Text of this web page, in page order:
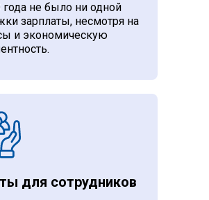
для сотрудников
года не было ни одной
зарплаты, несмотря на
и экономическую